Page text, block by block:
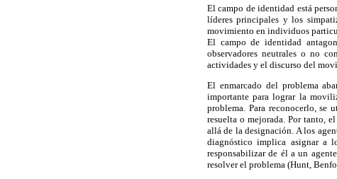
El campo de identidad está
líderes principales y los
movimiento en individuos
El campo de identidad
observadores neutrales o no
actividades y el discurso del
El enmarcado del problema
importante para lograr la
problema. Para reconocerlo,
resuelta o mejorada. Por tanto,
allá de la designación. A los
diagnóstico implica asignar a
responsabilizar de él a un
resolver el problema (Hunt,